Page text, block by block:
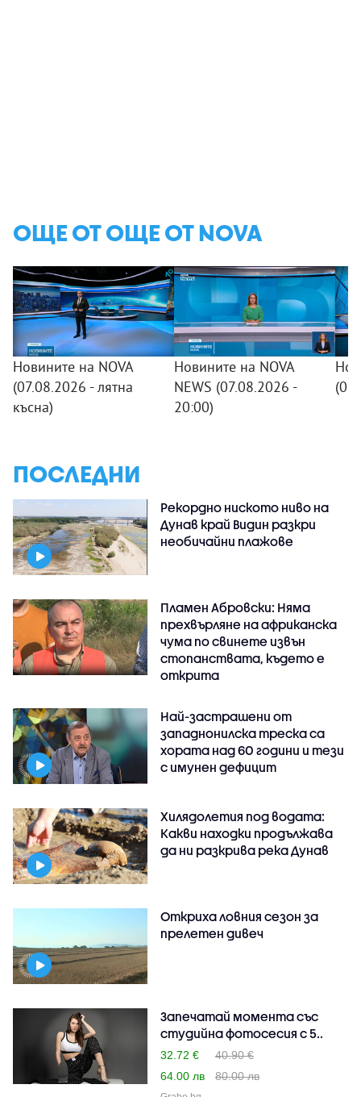
ОЩЕ ОТ ОЩЕ ОТ NOVA
Новините на NOVA
(07.08.2026 - лятна
късна)
Новините на NOVA
NEWS (07.08.2026 -
20:00)
ПОСЛЕДНИ
Рекордно ниското ниво на
Дунав край Видин разкри
необичайни плажове
Пламен Абровски: Няма
прехвърляне на африканска
чума по свинете извън
стопанствата, където е
открита
Най-застрашени от
западнонилска треска са
хората над 60 години и тези
с имунен дефицит
Хилядолетия под водата:
Какви находки продължава
да ни разкрива река Дунав
Откриха ловния сезон за
прелетен дивеч
Запечатай момента със
студийна фотосесия с 5..
32.72 €
40.90 €
64.00 лв
80.00 лв